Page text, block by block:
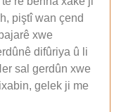
piştî wan çend
xwe
difûriya û li
sal gerdûn xwe
gelek ji me